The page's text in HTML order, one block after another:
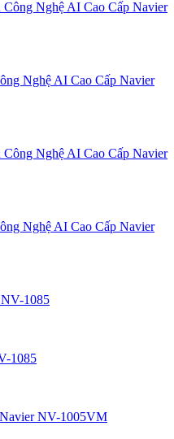
Nghệ AI Cao Cấp Navier
Nghệ AI Cao Cấp Navier
1085